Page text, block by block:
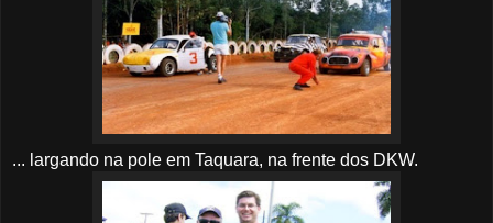
... largando na pole em Taquara, na frente dos DKW.